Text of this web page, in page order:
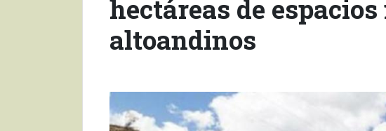
hectáreas de
altoandinos